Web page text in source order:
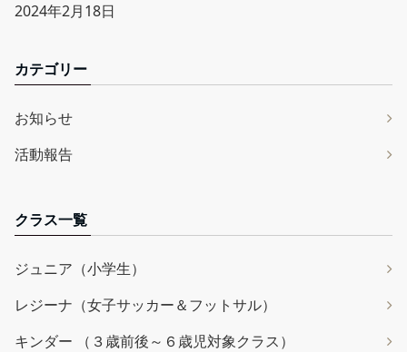
2024年2月18日
カテゴリー
お知らせ
活動報告
クラス一覧
ジュニア（小学生）
レジーナ（女子サッカー＆フットサル）
キンダー （３歳前後～６歳児対象クラス）